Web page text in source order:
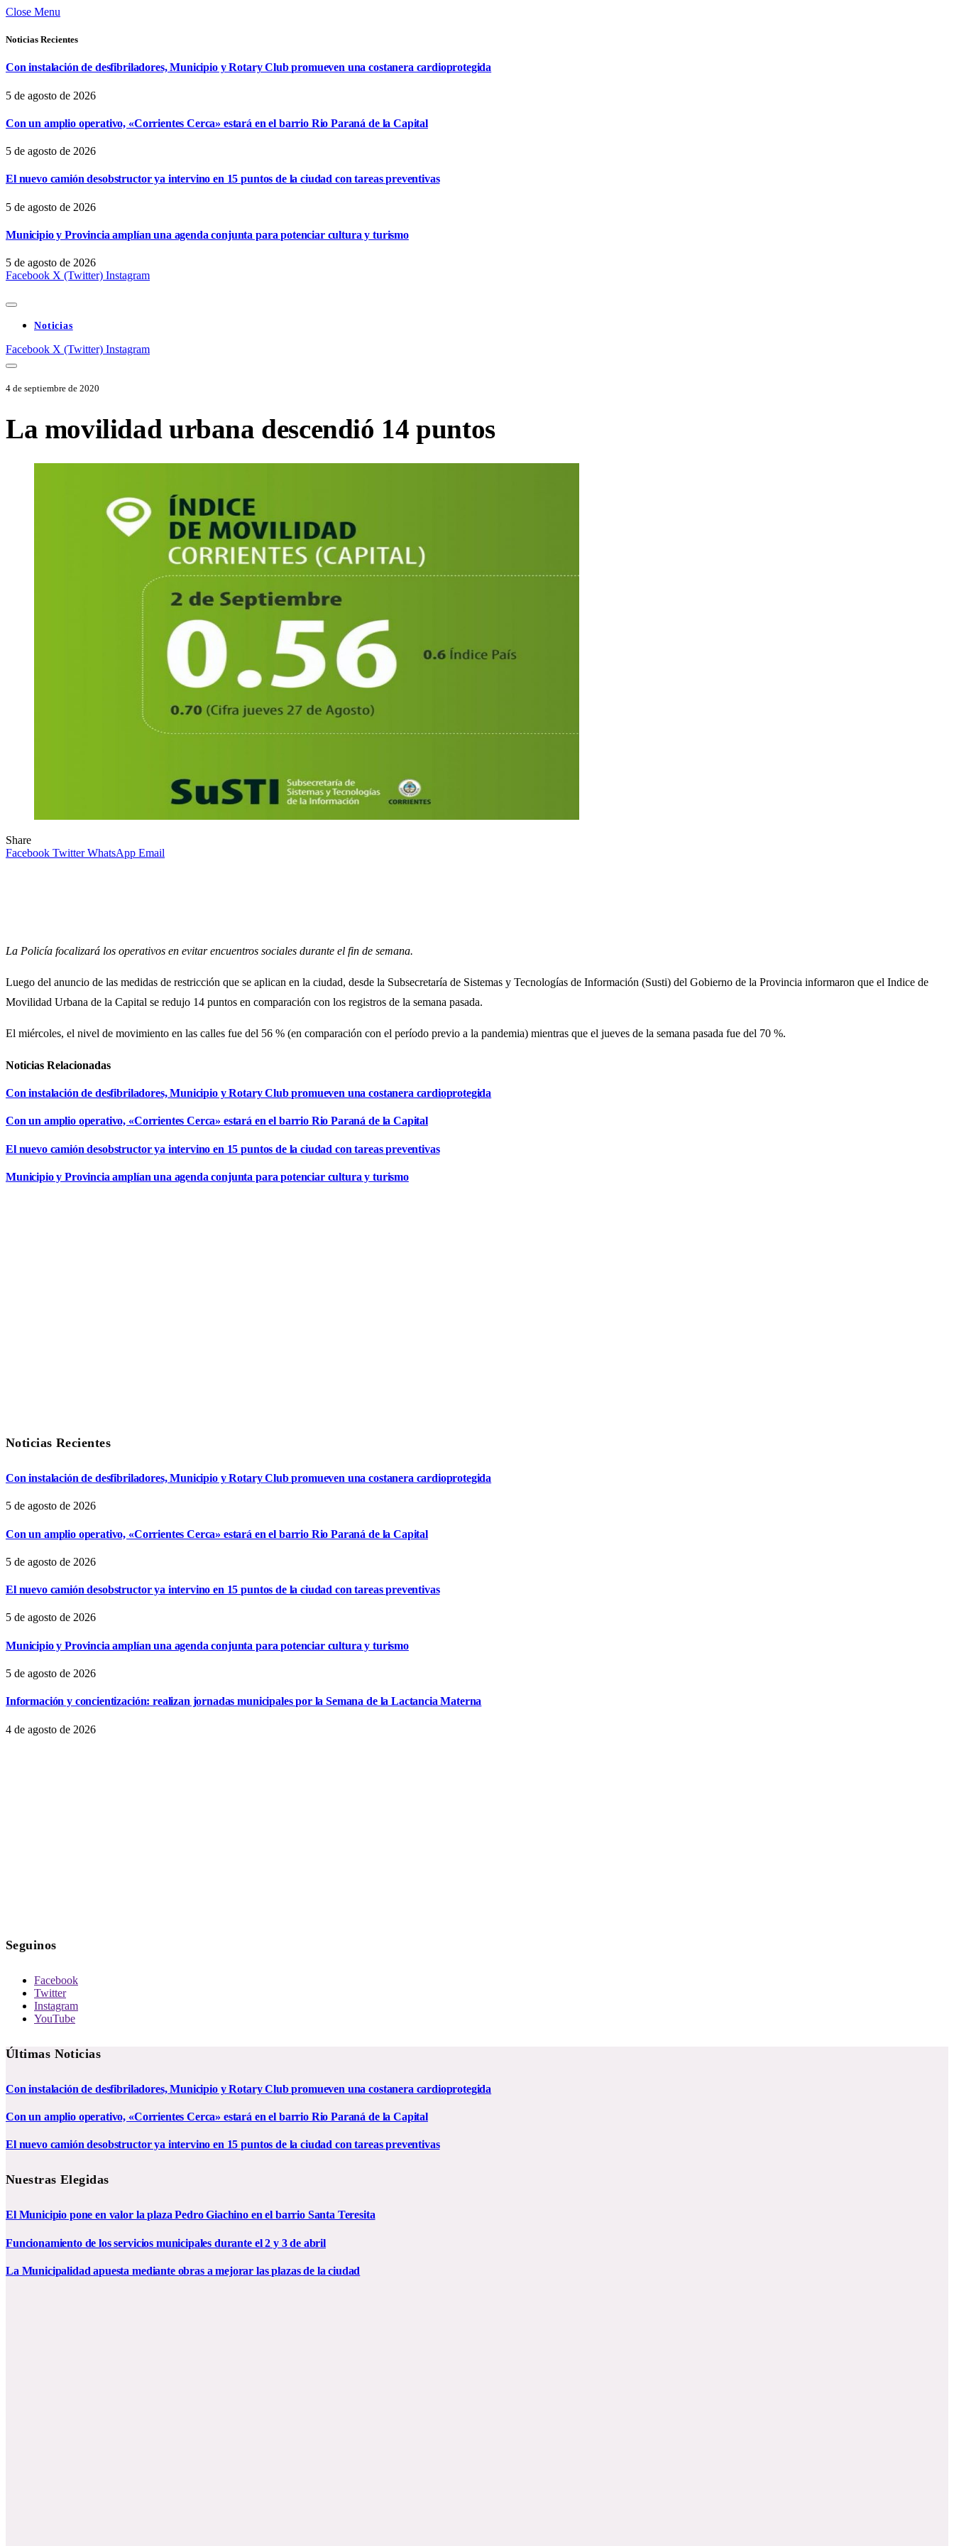
Close Menu
Noticias Recientes
Con instalación de desfibriladores, Municipio y Rotary Club promueven una costanera cardioprotegida
5 de agosto de 2026
Con un amplio operativo, «Corrientes Cerca» estará en el barrio Rio Paraná de la Capital
5 de agosto de 2026
El nuevo camión desobstructor ya intervino en 15 puntos de la ciudad con tareas preventivas
5 de agosto de 2026
Municipio y Provincia amplían una agenda conjunta para potenciar cultura y turismo
5 de agosto de 2026
Facebook X (Twitter) Instagram
Noticias
Facebook X (Twitter) Instagram
4 de septiembre de 2020
La movilidad urbana descendió 14 puntos
Share
Facebook Twitter WhatsApp Email
La Policía focalizará los operativos en evitar encuentros sociales durante el fin de semana.
Luego del anuncio de las medidas de restricción que se aplican en la ciudad, desde la Subsecretaría de Sistemas y Tecnologías de Información (Susti) del Gobierno de la Provincia informaron que el Indice de
Movilidad Urbana de la Capital se redujo 14 puntos en comparación con los registros de la semana pasada.
El miércoles, el nivel de movimiento en las calles fue del 56 % (en comparación con el período previo a la pandemia) mientras que el jueves de la semana pasada fue del 70 %.
Noticias Relacionadas
Con instalación de desfibriladores, Municipio y Rotary Club promueven una costanera cardioprotegida
Con un amplio operativo, «Corrientes Cerca» estará en el barrio Rio Paraná de la Capital
El nuevo camión desobstructor ya intervino en 15 puntos de la ciudad con tareas preventivas
Municipio y Provincia amplían una agenda conjunta para potenciar cultura y turismo
Noticias Recientes
Con instalación de desfibriladores, Municipio y Rotary Club promueven una costanera cardioprotegida
5 de agosto de 2026
Con un amplio operativo, «Corrientes Cerca» estará en el barrio Rio Paraná de la Capital
5 de agosto de 2026
El nuevo camión desobstructor ya intervino en 15 puntos de la ciudad con tareas preventivas
5 de agosto de 2026
Municipio y Provincia amplían una agenda conjunta para potenciar cultura y turismo
5 de agosto de 2026
Información y concientización: realizan jornadas municipales por la Semana de la Lactancia Materna
4 de agosto de 2026
Seguinos
Facebook
Twitter
Instagram
YouTube
Últimas Noticias
Con instalación de desfibriladores, Municipio y Rotary Club promueven una costanera cardioprotegida
Con un amplio operativo, «Corrientes Cerca» estará en el barrio Rio Paraná de la Capital
El nuevo camión desobstructor ya intervino en 15 puntos de la ciudad con tareas preventivas
Nuestras Elegidas
El Municipio pone en valor la plaza Pedro Giachino en el barrio Santa Teresita
Funcionamiento de los servicios municipales durante el 2 y 3 de abril
La Municipalidad apuesta mediante obras a mejorar las plazas de la ciudad